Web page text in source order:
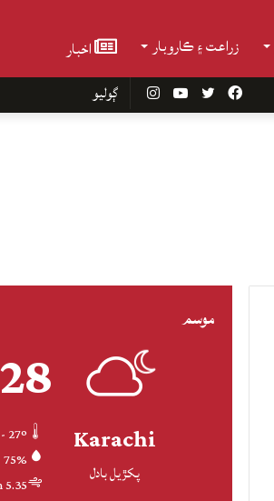
زراعت ۽ ڪاروبار اخبار
InstagramYouTube Twitter
Facebook
موسم
Karachi
پکڙيل بادل
28
75%
5.35 km/h